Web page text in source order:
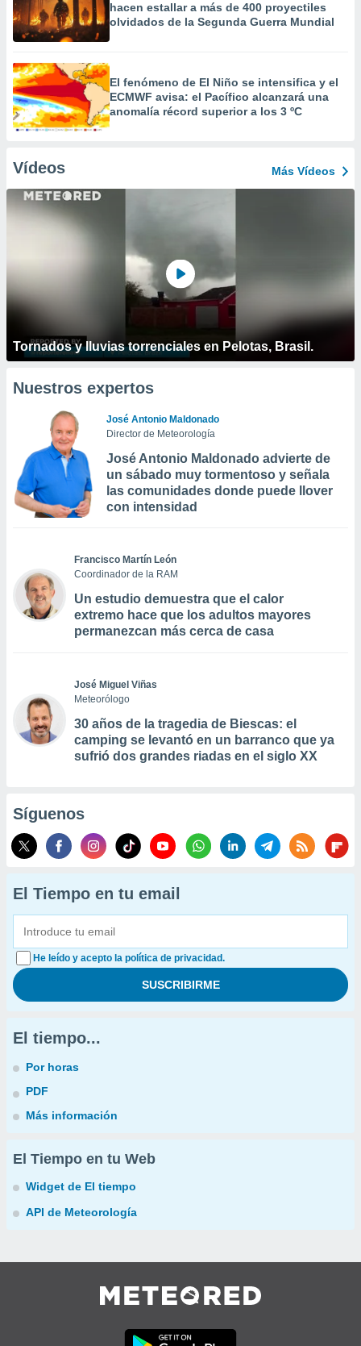
hacen estallar a más de 400 proyectiles
olvidados de la Segunda Guerra Mundial
El fenómeno de El Niño se intensifica y el
ECMWF avisa: el Pacífico alcanzará una
anomalía récord superior a los 3 ºC
Vídeos Más Vídeos
Tornados y lluvias torrenciales en Pelotas, Brasil.
Nuestros expertos
José Antonio Maldonado
Director de Meteorología
José Antonio Maldonado advierte de
un sábado muy tormentoso y señala
las comunidades donde puede llover
con intensidad
Francisco Martín León
Coordinador de la RAM
Un estudio demuestra que el calor
extremo hace que los adultos mayores
permanezcan más cerca de casa
José Miguel Viñas
Meteorólogo
30 años de la tragedia de Biescas: el
camping se levantó en un barranco que ya
sufrió dos grandes riadas en el siglo XX
Síguenos
El Tiempo en tu email
He leído y acepto la política de privacidad.
El tiempo...
Por horas
PDF
Más información
El Tiempo en tu Web
Widget de El tiempo
API de Meteorología